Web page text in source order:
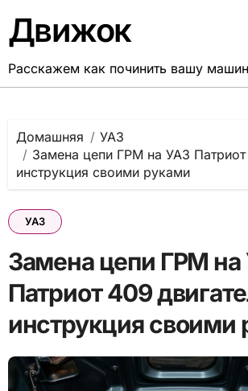
содержанию
Движок
Расскажем как починить вашу
Домашняя
УАЗ
Замена цепи ГРМ на УАЗ Патриот
инструкция своими руками
УАЗ
Замена цепи ГРМ
Патриот 409
инструкция своими